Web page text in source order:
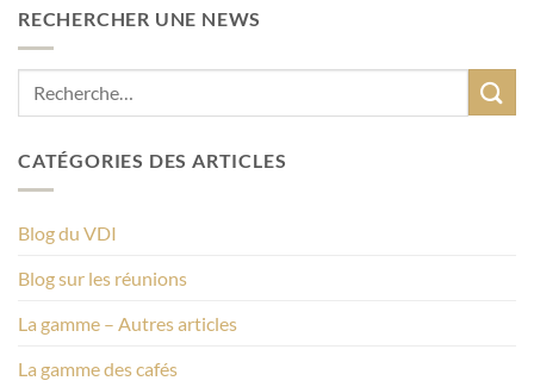
RECHERCHER UNE NEWS
CATÉGORIES DES ARTICLES
Blog du VDI
Blog sur les réunions
La gamme – Autres articles
La gamme des cafés